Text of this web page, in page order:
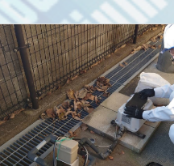
さい！